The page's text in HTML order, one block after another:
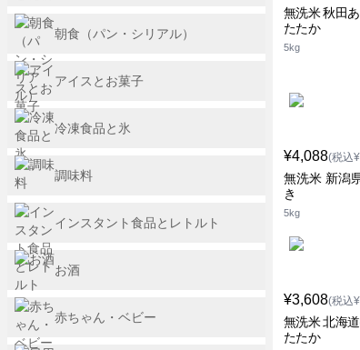
無洗米 秋田
たたか
5kg
¥4,088(税込
無洗米 新潟
き
5kg
¥3,608(税込
無洗米 北海
たたか
朝食（パン・シリアル）
アイスとお菓子
冷凍食品と氷
調味料
インスタント食品とレトルト
お酒
赤ちゃん・ベビー